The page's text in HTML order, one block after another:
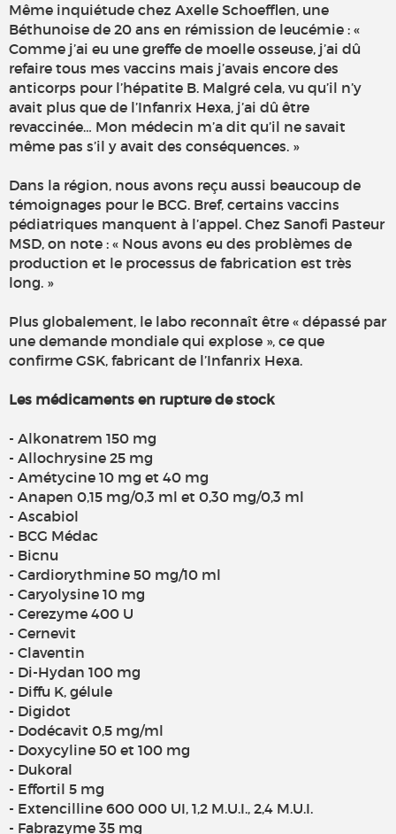
Même inquiétude chez Axelle Schoefflen, une
Béthunoise de 20 ans en rémission de leucémie : «
Comme j’ai eu une greffe de moelle osseuse, j’ai dû
refaire tous mes vaccins mais j’avais encore des
anticorps pour l’hépatite B. Malgré cela, vu qu’il n’y
avait plus que de l’Infanrix Hexa, j’ai dû être
revaccinée… Mon médecin m’a dit qu’il ne savait
même pas s’il y avait des conséquences. »
Dans la région, nous avons reçu aussi beaucoup de
témoignages pour le BCG. Bref, certains vaccins
pédiatriques manquent à l’appel. Chez Sanofi Pasteur
MSD, on note : « Nous avons eu des problèmes de
production et le processus de fabrication est très
long. »
Plus globalement, le labo reconnaît être « dépassé par
une demande mondiale qui explose », ce que
confirme GSK, fabricant de l’Infanrix Hexa.
Les médicaments en rupture de stock
- Alkonatrem 150 mg
- Allochrysine 25 mg
- Amétycine 10 mg et 40 mg
- Anapen 0,15 mg/0,3 ml et 0,30 mg/0,3 ml
- Ascabiol
- BCG Médac
- Bicnu
- Cardiorythmine 50 mg/10 ml
- Caryolysine 10 mg
- Cerezyme 400 U
- Cernevit
- Claventin
- Di-Hydan 100 mg
- Diffu K, gélule
- Digidot
- Dodécavit 0,5 mg/ml
- Doxycyline 50 et 100 mg
- Dukoral
- Effortil 5 mg
- Extencilline 600 000 UI, 1,2 M.U.I., 2,4 M.U.I.
- Fabrazyme 35 mg